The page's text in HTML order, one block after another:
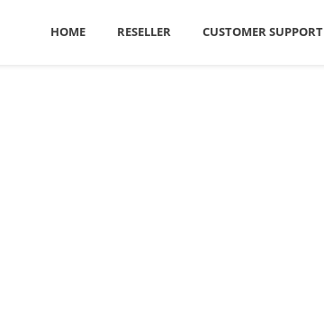
HOME RESELLER CUSTOMER SUPPORT